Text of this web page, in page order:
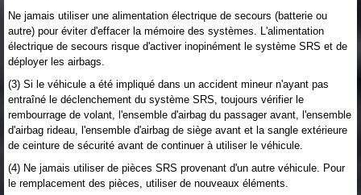
Ne jamais utiliser une alimentation électrique de secours (batterie ou
autre) pour éviter d'effacer la mémoire des systèmes. L'alimentation
électrique de secours risque d'activer inopinément le système SRS et de
déployer les airbags.
(3) Si le véhicule a été impliqué dans un accident mineur n'ayant pas
entraîné le déclenchement du système SRS, toujours vérifier le
rembourrage de volant, l'ensemble d'airbag du passager avant, l'ensemble
d'airbag rideau, l'ensemble d'airbag de siège avant et la sangle extérieure
de ceinture de sécurité avant de continuer à utiliser le véhicule.
(4) Ne jamais utiliser de pièces SRS provenant d'un autre véhicule. Pour
le remplacement des pièces, utiliser de nouveaux éléments.